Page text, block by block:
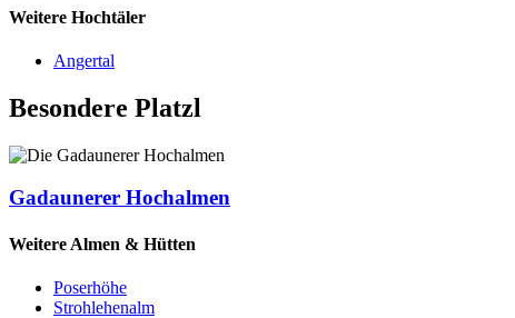
Weitere Hochtäler
Angertal
Besondere Platzl
Gadaunerer Hochalmen
Weitere Almen & Hütten
Poserhöhe
Strohlehenalm